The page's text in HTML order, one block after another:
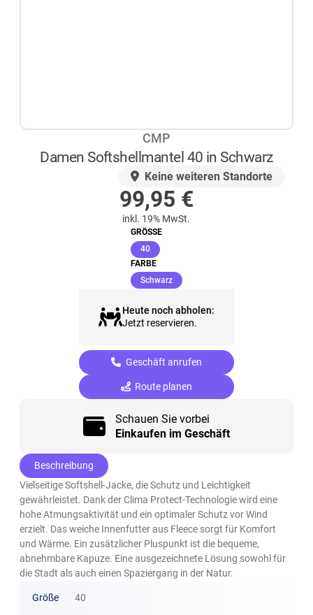
CMP
Damen Softshellmantel 40 in Schwarz
Keine weiteren Standorte
99,95 €
inkl. 19% MwSt.
GRÖSSE
40(ausgewählt)
FARBE
Schwarz(ausgewählt)
Heute noch abholen:
Jetzt reservieren.
Geschäft anrufen
Route planen
Schauen Sie vorbei
Einkaufen im Geschäft
Beschreibung
Vielseitige Softshell-Jacke, die Schutz und Leichtigkeit
gewährleistet. Dank der Clima Protect-Technologie wird eine
hohe Atmungsaktivität und ein optimaler Schutz vor Wind
erzielt. Das weiche Innenfutter aus Fleece sorgt für Komfort
und Wärme. Ein zusätzlicher Pluspunkt ist die bequeme,
abnehmbare Kapuze. Eine ausgezeichnete Lösung sowohl für
die Stadt als auch einen Spaziergang in der Natur.
Größe 40